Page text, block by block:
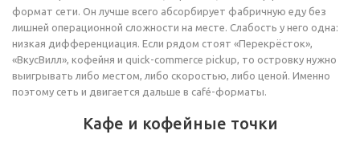
формат сети. Он лучше всего абсорбирует фабричную еду без
лишней операционной сложности на месте. Слабость у него одна:
низкая дифференциация. Если рядом стоят «Перекрёсток»,
«ВкусВилл», кофейня и quick-commerce pickup, то островку нужно
выигрывать либо местом, либо скоростью, либо ценой. Именно
поэтому сеть и двигается дальше в café-форматы.
Кафе и кофейные точки